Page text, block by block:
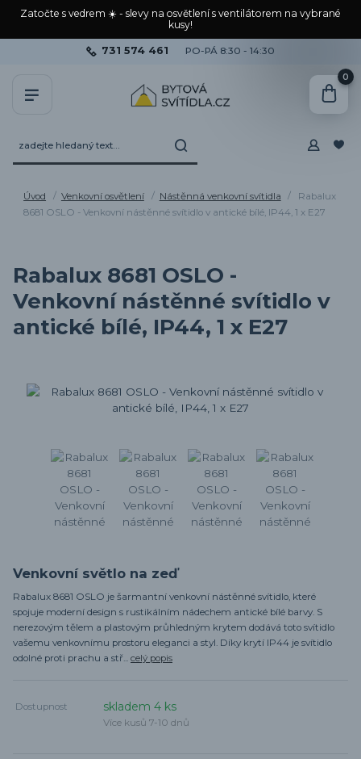
Zatočte s vedrem ☀️ - slevy na osvětlení s ventilátorem na vybrané
kusy!
731 574 461 PO-PÁ 8:30 - 14:30
0
Úvod Venkovní osvětlení Nástěnná venkovní svítidla
Rabalux
8681 OSLO - Venkovní nástěnné svítidlo v antické bílé, IP44, 1 x E27
Rabalux 8681 OSLO -
Venkovní nástěnné svítidlo v
antické bílé, IP44, 1 x E27
Venkovní světlo na zeď
Rabalux 8681 OSLO je šarmantní venkovní nástěnné svítidlo, které
spojuje moderní design s rustikálním nádechem antické bílé barvy. S
nerezovým tělem a plastovým průhledným krytem dodává toto svítidlo
vašemu venkovnímu prostoru eleganci a styl. Díky krytí IP44 je svítidlo
odolné proti prachu a stř... celý popis
Dostupnost skladem 4 ks
Více kusů 7-10 dnů